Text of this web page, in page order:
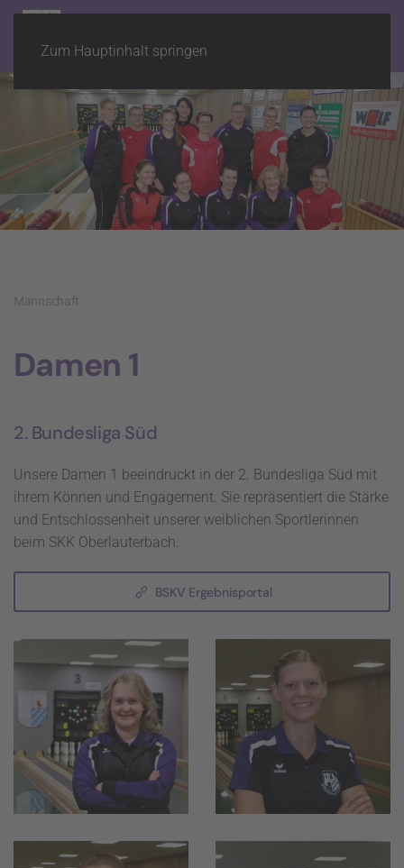
Zum Hauptinhalt springen
Damen 1
2. Bundesliga Süd
Unsere Damen 1 beeindruckt in der 2. Bundesliga Süd mit
ihrem Können und Engagement. Sie repräsentiert die Stärke
und Entschlossenheit unserer weiblichen Sportlerinnen
beim SKK Oberlauterbach.
BSKV Ergebnisportal